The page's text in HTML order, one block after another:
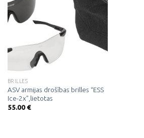
Pievienot
sarakstam
BRILLES
ASV armijas drošības brilles “ESS
Ice-2x”,lietotas
55.00€